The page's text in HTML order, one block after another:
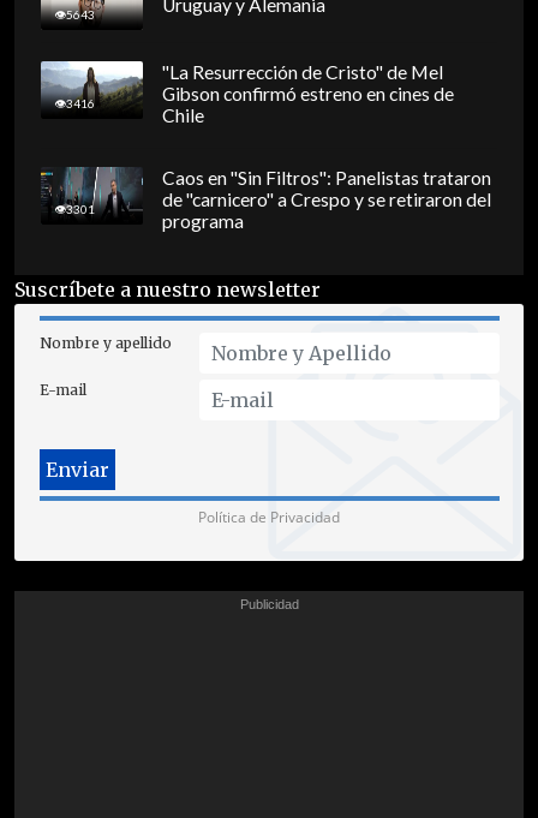
5643 Uruguay y Alemania
3416
"La Resurrección de Cristo" de Mel
Gibson confirmó estreno en cines de
Chile
3301
Caos en "Sin Filtros": Panelistas trataron
de "carnicero" a Crespo y se retiraron del
programa
Suscríbete a nuestro newsletter
Nombre y apellido
E-mail
Política de Privacidad